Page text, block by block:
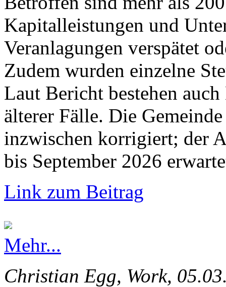
Kapitalleistungen und
Veranlagungen verspätet
Zudem wurden einzelne
Laut Bericht bestehen
älterer Fälle. Die
inzwischen korrigiert; der
bis September 2026
Link zum Beitrag
Mehr...
Christian Egg, Work,